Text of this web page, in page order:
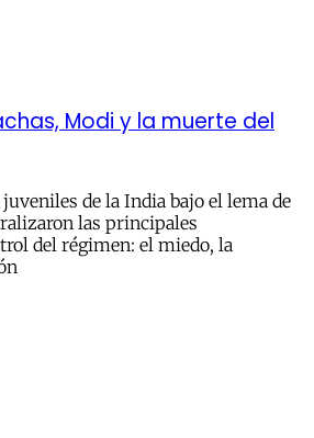
Modi y la muerte del
de la India bajo el lema de
las principales
del régimen: el miedo, la